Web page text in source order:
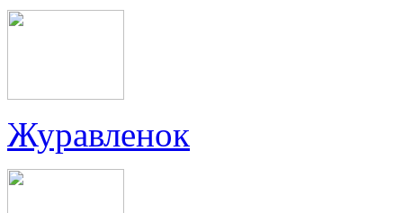
Журавленок